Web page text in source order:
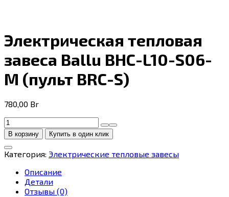
Электрическая тепловая
завеса Ballu BHC-L10-S06-
M (пульт BRC-S)
780,00 Br
Количество
товара
Электрическая
тепловая
завеса
Ballu
BHC-
L10-
В корзину Купить в один клик
Категория: Электрические тепловые завесы
Описание
Детали
Отзывы (0)